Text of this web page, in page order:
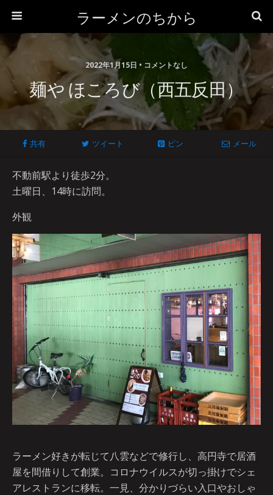
ラーメンのちから
2022年1月15日 • コメントなし
麺や ほころび（西五反田）
共有 ツイート ピン メール
不動前駅より徒歩2分。
土曜日、14時に訪問。
外観
ラーメン好きが転じて八雲などで修行し、高円寺で居酒
屋を間借りして創業。コロナウイルスが切っ掛けでシェ
アレストランに移転。一見、分かりづらい入口やおしゃ